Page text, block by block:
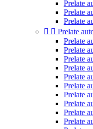
Prelate
Prelate
Prelate
  Prelate
Prelate
Prelate
Prelate
Prelate
Prelate
Prelate
Prelate
Prelate
Prelate
Prelate